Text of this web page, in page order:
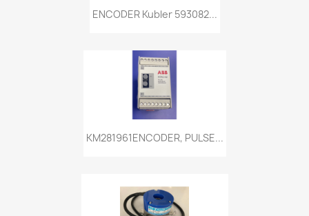
ENCODER Kubler 593082...
KM281961ENCODER, PULSE...